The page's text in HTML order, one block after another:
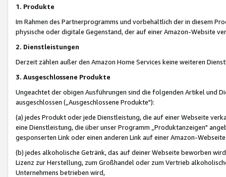
1. Produkte
Im Rahmen des Partnerprogramms und vorbehaltlich der in diesem
physische oder digitale Gegenstand, der auf einer Amazon-Website
2. Dienstleistungen
Derzeit zählen außer den Amazon Home Services keine weiteren
3. Ausgeschlossene Produkte
Ungeachtet der obigen Ausführungen sind die folgenden Artikel und
ausgeschlossen („Ausgeschlossene Produkte"):
(a) jedes Produkt oder jede Dienstleistung, die auf einer Webseite
eine Dienstleistung, die über unser Programm „Produktanzeigen"
gesponserten Link oder einen anderen Link auf einer Amazon-
(b) jedes alkoholische Getränk, das auf deiner Webseite beworben
Lizenz zur Herstellung, zum Großhandel oder zum Vertrieb
Unternehmens betrieben wird,